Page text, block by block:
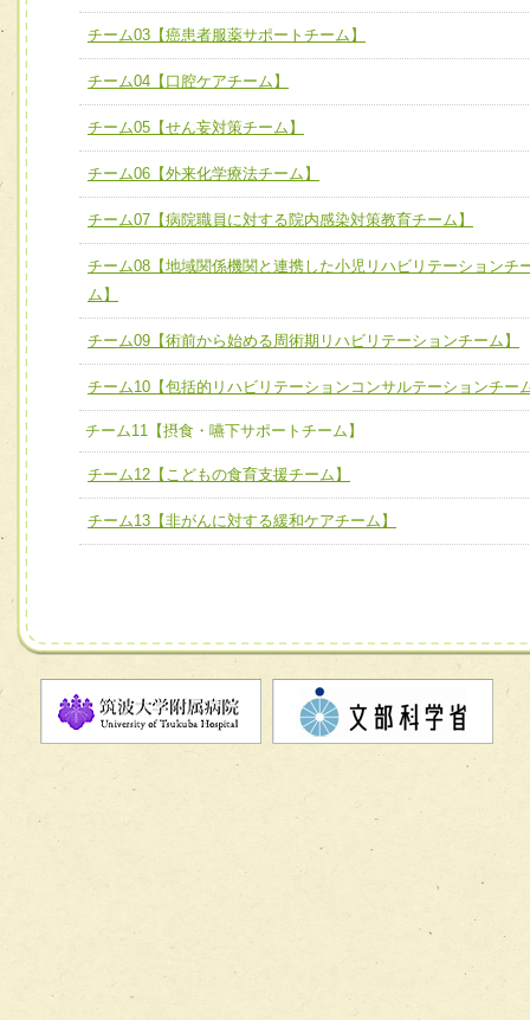
必要に応じて柔軟に医療チームを組織し、強調できる
ユニット３ 多職種連携力
他職種の視点とスキルを学び、相互理解と連携を深める
宅患者等支援チーム】
チーム05【せん妄対策チーム】
チーム06【外来化学療法チーム】
チーム07【病院職員に対する院内感染対策教育チーム】
チーム08【地域関係機関と連携した小児リハビリテーショ
チーム09【術前から始める周術期リハビリテーションチー
ム】
チーム10【包括的リハビリテーションコンサルテーション
ーム】
チーム11【摂食・嚥下サポートチーム】
チーム12【こどもの食育支援チーム】
チーム03【癌患者服薬サポートチーム】
チーム04【口腔ケアチーム】
チーム05【せん妄対策チーム】
チーム06【外来化学療法チーム】
チーム07【病院職員に対する院内感染対策教育チーム】
チーム08【地域関係機関と連携した小児リハビリテーションチ
ム】
チーム09【術前から始める周術期リハビリテーションチーム】
チーム10【包括的リハビリテーションコンサルテーションチー
チーム11【摂食・嚥下サポートチーム】
チーム12【こどもの食育支援チーム】
チーム13【非がんに対する緩和ケアチーム】